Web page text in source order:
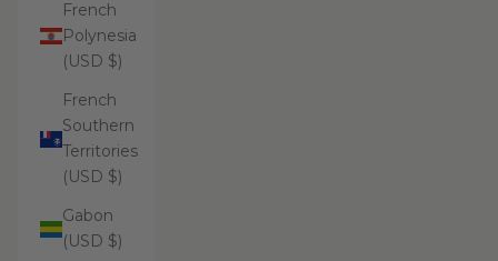
French
Polynesia
(USD $)
French
Southern
Territories
(USD $)
Gabon
(USD $)